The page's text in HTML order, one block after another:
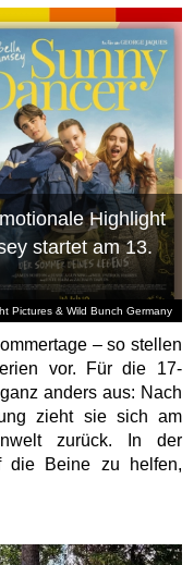
Pictures & Wild Bunch Germany
Highlight
startet am 13.
– so stellen
vor. Für die 17-
anders aus: Nach
zieht sie sich am
zurück. In der
die Beine zu helfen,